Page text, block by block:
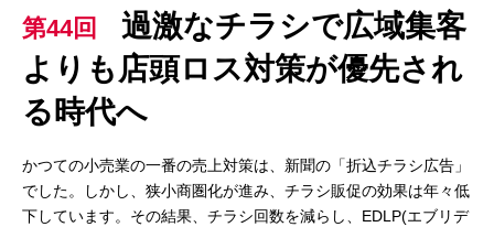
第44回
過激なチラシで広域集客
よりも店頭ロス対策が優先され
る時代へ
かつての小売業の一番の売上対策は、新聞の「折込チラシ広告」
でした。しかし、狭小商圏化が進み、チラシ販促の効果は年々低
下しています。その結果、チラシ回数を減らし、EDLP(エブリデ